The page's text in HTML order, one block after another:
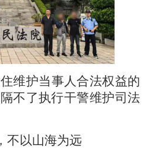
维护当事人合法权益的
不了执行干警维护司法
不以山海为远